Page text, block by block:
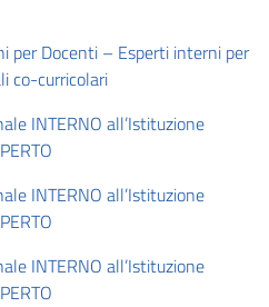
per Docenti – Esperti interni per
co-curricolari
INTERNO all’Istituzione
INTERNO all’Istituzione
INTERNO all’Istituzione